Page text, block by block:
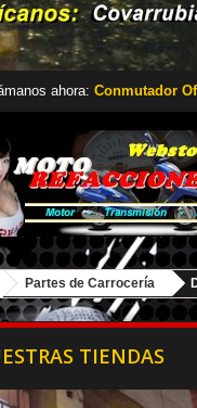
ahora: Conmutador
Partes de Carrocería
TIENDAS